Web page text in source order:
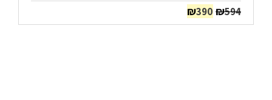
₪594
המחיר
המקורי
₪390
הנוכחי